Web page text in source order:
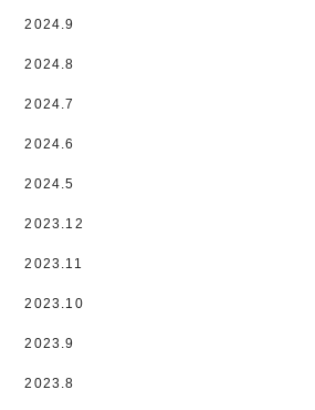
2024.9
2024.8
2024.7
2024.6
2024.5
2023.12
2023.11
2023.10
2023.9
2023.8